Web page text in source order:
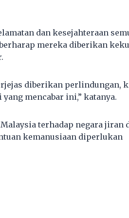
dan kesejahteraan
mereka diberikan
diberikan perlindungan,
mencabar ini,” katanya.
terhadap negara jiran
kemanusiaan diperlukan